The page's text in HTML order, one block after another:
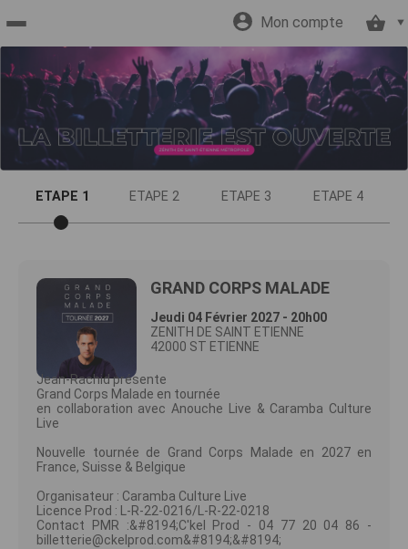
Accueil
billetterie
Site
Mon compte
ETAPE 1 ETAPE 2 ETAPE 3 ETAPE 4
GRAND CORPS MALADE
Jeudi 04 Février 2027 - 20h00
ZENITH DE SAINT ETIENNE
42000 ST ETIENNE
Jean-Rachid présente
Grand Corps Malade en tournée
en collaboration avec Anouche Live & Caramba Culture
Live
Nouvelle tournée de Grand Corps Malade en 2027 en
France, Suisse & Belgique
Organisateur : Caramba Culture Live
Licence Prod : L-R-22-0216/L-R-22-0218
Contact PMR :&#8194;C'kel Prod - 04 77 20 04 86 -
billetterie@ckelprod.com&#8194;&#8194;